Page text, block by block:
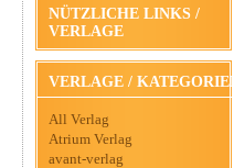
NÜTZLICHE LINKS /
VERLAGE
VERLAGE / KATEGORIEN
All Verlag
Atrium Verlag
avant-verlag